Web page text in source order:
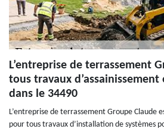
L’entreprise de terrassement
tous travaux d’assainissement
dans le 34490
L’entreprise de terrassement Groupe Claude
pour tous travaux d’installation de systèmes